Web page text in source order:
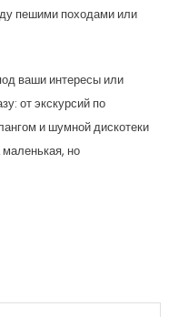
пешими походами или
ваши интересы или
от экскурсий по
и шумной дискотеки
но